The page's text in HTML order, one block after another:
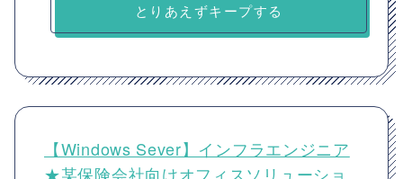
とりあえずキープする
【Windows Sever】インフラエンジニア
★某保険会社向けオフィスソリューショ